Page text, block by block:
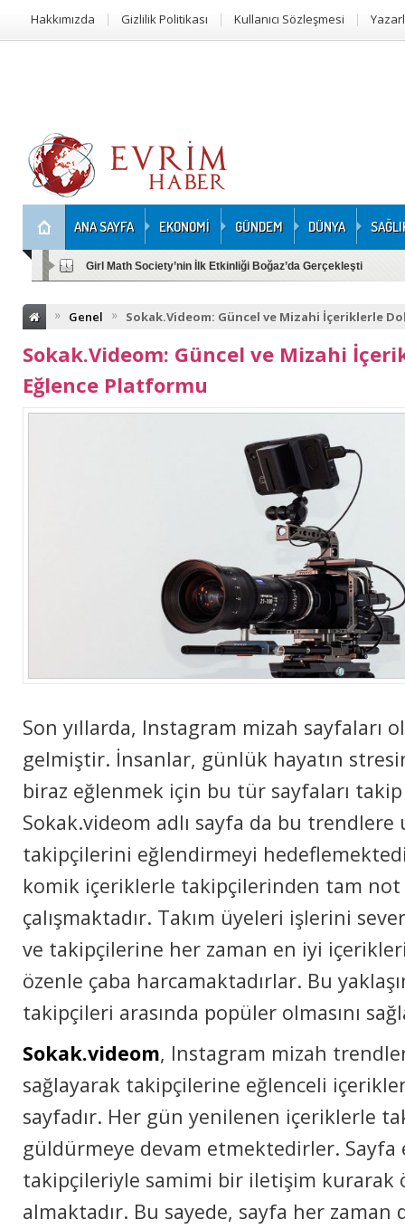
Hakkımızda Gizlilik Politikası Kullanıcı Sözleşmesi
ANA SAYFA EKONOMİ GÜNDEM DÜNYA
Girl Math Society’nin İlk Etkinliği Boğaz’da Gerçekleşti
» Genel » Sokak.Videom: Güncel ve Mizahi İçeriklerle
Sokak.Videom: Güncel ve Mizahi
Eğlence Platformu
Son yıllarda, Instagram mizah sayfaları
gelmiştir. İnsanlar, günlük hayatın
biraz eğlenmek için bu tür sayfaları
Sokak.videom adlı sayfa da bu trendlere
takipçilerini eğlendirmeyi
komik içeriklerle takipçilerinden tam
çalışmaktadır. Takım üyeleri işlerini
ve takipçilerine her zaman en iyi
özenle çaba harcamaktadırlar. Bu
takipçileri arasında popüler olmasını
Sokak.videom, Instagram mizah
sağlayarak takipçilerine eğlenceli
sayfadır. Her gün yenilenen içeriklerle
güldürmeye devam etmektedirler.
takipçileriyle samimi bir iletişim kurarak
almaktadır. Bu sayede, sayfa her zaman